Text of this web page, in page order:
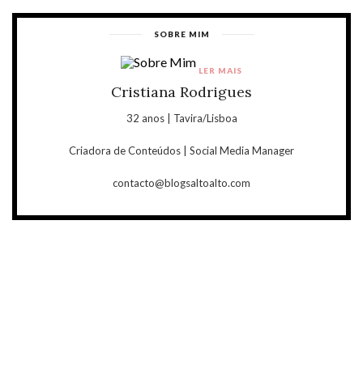
SOBRE MIM
Cristiana Rodrigues
32 anos | Tavira/Lisboa
Criadora de Conteúdos | Social Media Manager
contacto@blogsaltoalto.com
LER MAIS